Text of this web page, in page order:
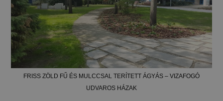
FRISS ZÖLD FŰ ÉS MULCCSAL TERÍTETT ÁGYÁS – VIZAFOGÓ
UDVAROS HÁZAK